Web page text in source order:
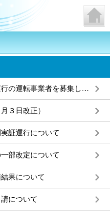
宍喰地区町営バス予約制実証運行の運転事業者を募集します
３日改正）
証運行について
部改定について
果について
について